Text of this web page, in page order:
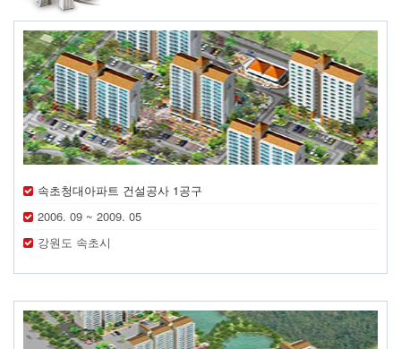
속초청대아파트 건설공사 1공구
2006. 09 ~ 2009. 05
강원도 속초시